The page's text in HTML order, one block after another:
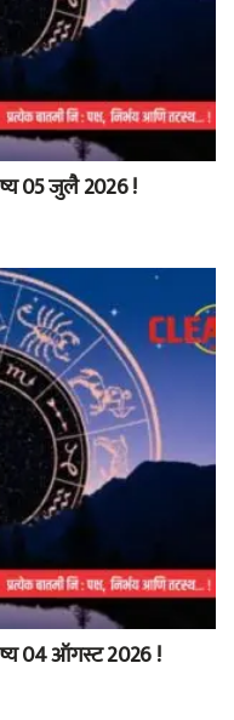
05 जुलै 2026 !
04 ऑगस्ट 2026 !